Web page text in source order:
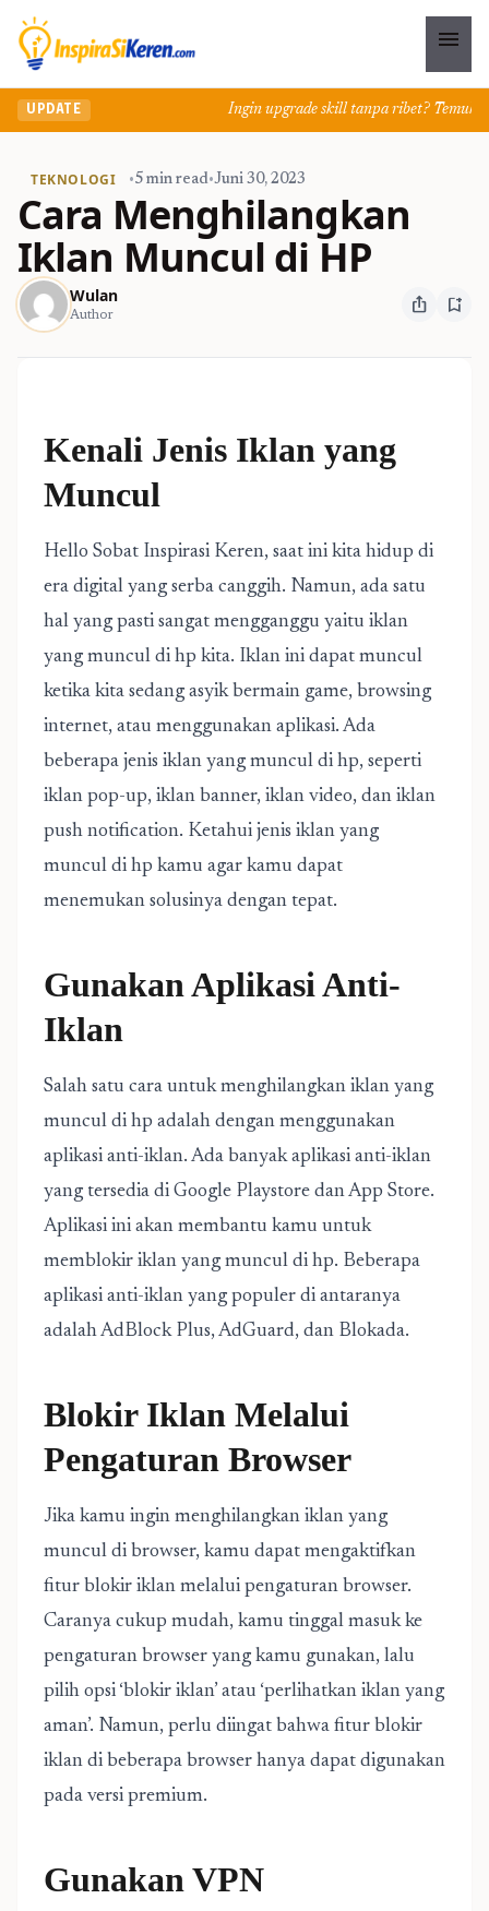
menu
UPDATE Ingin upgrade skill tanpa ribet? Temukan
TEKNOLOGI •5 min read•Juni 30, 2023
Cara Menghilangkan
Iklan Muncul di HP
Wulan
Author ios_share bookmark_add
Kenali Jenis Iklan yang
Muncul
Hello Sobat Inspirasi Keren, saat ini kita hidup di
era digital yang serba canggih. Namun, ada satu
hal yang pasti sangat mengganggu yaitu iklan
yang muncul di hp kita. Iklan ini dapat muncul
ketika kita sedang asyik bermain game, browsing
internet, atau menggunakan aplikasi. Ada
beberapa jenis iklan yang muncul di hp, seperti
iklan pop-up, iklan banner, iklan video, dan iklan
push notification. Ketahui jenis iklan yang
muncul di hp kamu agar kamu dapat
menemukan solusinya dengan tepat.
Gunakan Aplikasi Anti-
Iklan
Salah satu cara untuk menghilangkan iklan yang
muncul di hp adalah dengan menggunakan
aplikasi anti-iklan. Ada banyak aplikasi anti-iklan
yang tersedia di Google Playstore dan App Store.
Aplikasi ini akan membantu kamu untuk
memblokir iklan yang muncul di hp. Beberapa
aplikasi anti-iklan yang populer di antaranya
adalah AdBlock Plus, AdGuard, dan Blokada.
Blokir Iklan Melalui
Pengaturan Browser
Jika kamu ingin menghilangkan iklan yang
muncul di browser, kamu dapat mengaktifkan
fitur blokir iklan melalui pengaturan browser.
Caranya cukup mudah, kamu tinggal masuk ke
pengaturan browser yang kamu gunakan, lalu
pilih opsi ‘blokir iklan’ atau ‘perlihatkan iklan yang
aman’. Namun, perlu diingat bahwa fitur blokir
iklan di beberapa browser hanya dapat digunakan
pada versi premium.
Gunakan VPN